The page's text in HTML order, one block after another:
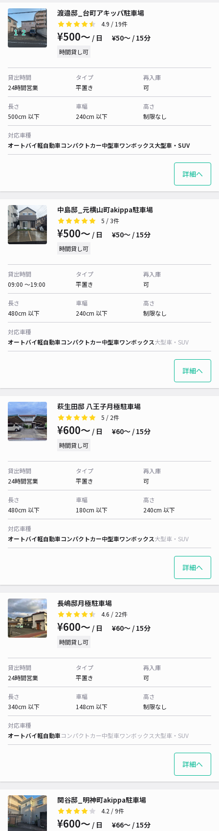
渡邉邸_台町アキッパ駐車場
4.9 / 19件
¥500〜 / 日 ¥50〜 / 15分
時間貸し可
貸出時間
24時間営業
タイプ
平置き
再入庫
可
長さ
500cm 以下
車幅
240cm 以下
高さ
制限なし
対応車種
オートバイ軽自動車コンパクトカー中型車ワンボックス大型車・SUV
詳細へ
中島邸_元横山町akippa駐車場
5 / 3件
¥500〜 / 日 ¥50〜 / 15分
時間貸し可
貸出時間
09:00 〜19:00
タイプ
平置き
再入庫
可
長さ
480cm 以下
車幅
240cm 以下
高さ
制限なし
対応車種
オートバイ軽自動車コンパクトカー中型車ワンボックス大型車・SUV
詳細へ
萩生田邸 八王子月極駐車場
5 / 2件
¥600〜 / 日 ¥60〜 / 15分
時間貸し可
貸出時間
24時間営業
タイプ
平置き
再入庫
可
長さ
480cm 以下
車幅
180cm 以下
高さ
240cm 以下
対応車種
オートバイ軽自動車コンパクトカー中型車ワンボックス大型車・SUV
詳細へ
長嶋邸月極駐車場
4.6 / 22件
¥600〜 / 日 ¥60〜 / 15分
時間貸し可
貸出時間
24時間営業
タイプ
平置き
再入庫
可
長さ
340cm 以下
車幅
148cm 以下
高さ
制限なし
対応車種
オートバイ軽自動車コンパクトカー中型車ワンボックス大型車・SUV
詳細へ
関谷邸_明神町akippa駐車場
4.2 / 9件
¥600〜 / 日 ¥66〜 / 15分